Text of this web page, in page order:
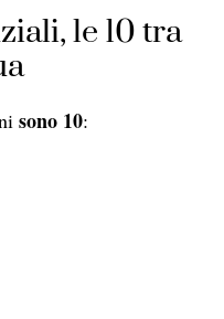
le 10 tra
sono 10: